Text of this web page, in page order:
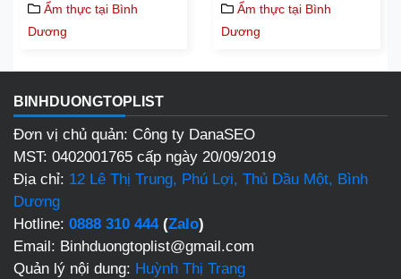
Ẩm thực tại Bình
Dương
Ẩm thực tại Bình
Dương
BINHDUONGTOPLIST
Đơn vị chủ quản: Công ty DanaSEO
MST: 0402001765 cấp ngày 20/09/2019
Địa chỉ: 12 Lê Thị Trung, Phú Lợi, Thủ Dầu Một, Bình
Dương
Hotline: 0888 310 444(Zalo)
Email: Binhduongtoplist@gmail.com
Quản lý nội dung: Huỳnh Thị Trang